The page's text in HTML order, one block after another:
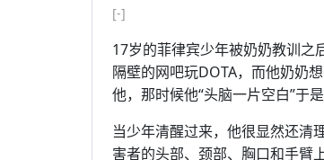
[-]
17岁的菲律宾少年被奶奶教训之
隔壁的网吧玩DOTA，而他奶奶
他，那时候他“头脑一片空白”于是
当少年清醒过来，他很显然还清
害者的头部、颈部、胸口和手臂